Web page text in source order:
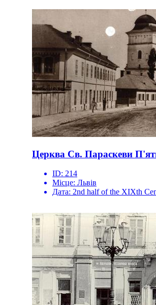
Церква Св. Параскеви
ID: 214
Місце: Львів
Дата: 2nd half of the XIXth